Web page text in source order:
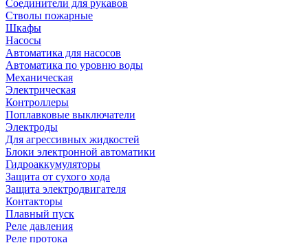
Соединители для рукавов
Стволы пожарные
Шкафы
Насосы
Автоматика для насосов
Автоматика по уровню воды
Механическая
Электрическая
Контроллеры
Поплавковые выключатели
Электроды
Для агрессивных жидкостей
Блоки электронной автоматики
Гидроаккумуляторы
Защита от сухого хода
Защита электродвигателя
Контакторы
Плавный пуск
Реле давления
Реле протока